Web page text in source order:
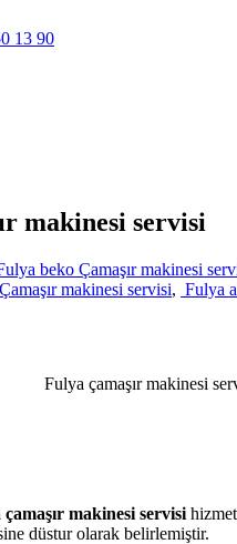
13 90
makinesi servisi
beko Çamaşır makinesi
makinesi servisi, Fulya
Fulya çamaşır makinesi
makinesi servisi
düstur olarak belirlemiştir.